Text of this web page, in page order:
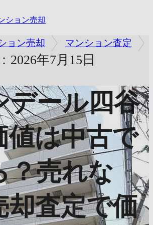
ション売却
ョン売却 マンション査定
2026年7月15日
デール四谷
値は中古で
？売れな
却査定で価